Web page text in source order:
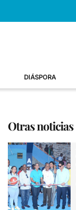
DIÁSPORA
Otras noticias